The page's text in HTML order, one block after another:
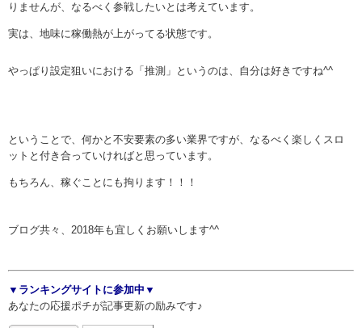
りませんが、なるべく参戦したいとは考えています。
実は、地味に稼働熱が上がってる状態です。
やっぱり設定狙いにおける「推測」というのは、自分は好きですね^^
ということで、何かと不安要素の多い業界ですが、なるべく楽しくスロ
ットと付き合っていければと思っています。
もちろん、稼ぐことにも拘ります！！！
ブログ共々、2018年も宜しくお願いします^^
▼ランキングサイトに参加中▼
あなたの応援ポチが記事更新の励みです♪